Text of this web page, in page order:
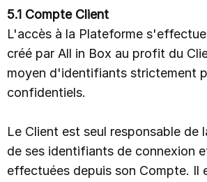
5.1 Compte Client
L'accès à la Plateforme
créé par All in Box au profit du
moyen d'identifiants strictement
confidentiels.
Le Client est seul responsable de
de ses identifiants de connexion
effectuées depuis son Compte. Il